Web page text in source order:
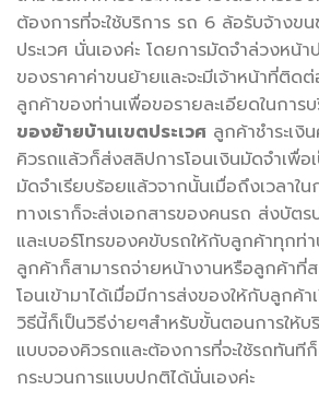
ต้องการที่จะใช้บริการ รถ 6 ล้อรับจ้างข
ประเวศ นั่นเองค่ะ โดยการมัดจำล่วงหน้
ของราคาค่าขนย้ายและจะมีเจ้าหน้าที่ติด
ลูกค้าของท่านเพื่อขอรายละเอียดในการ
ของย้ายบ้านเขตประเวศ ลูกค้าชำระเงิ
คิวรถแล้วก็ส่งสลิปการโอนเงินมัดจำเพื่อ
มัดจำเรียบร้อยแล้วจากนั้นเมื่อถึงเวลาใ
ทางเราก็จะส่งเอกสารของคนรถ ส่งบัตร
และเบอร์โทรของคขับรถให้กับลูกค้าทุกท่
ลูกค้าก็สามารถจ่ายหน้างานหรือลูกค้าที่
โอนเข้ามาได้เมื่อมีการส่งของให้กับลูกค้
วิธีนี้ก็เป็นวิธีง่ายๆสำหรับขั้นตอนการให้
แบบจองคิวรถและต้องการที่จะใช้รถทันที
กระบวนการแบบปกติได้นั่นเองค่ะ